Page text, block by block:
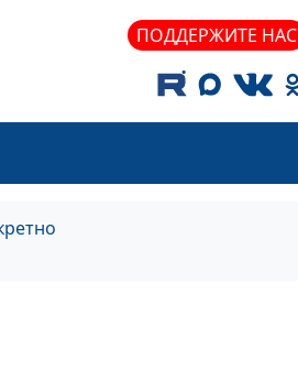
ПОДДЕРЖИТЕ НАС
Мария Мараханова,
Александр Зуев,
магистр психологии,
методики помощи
#34